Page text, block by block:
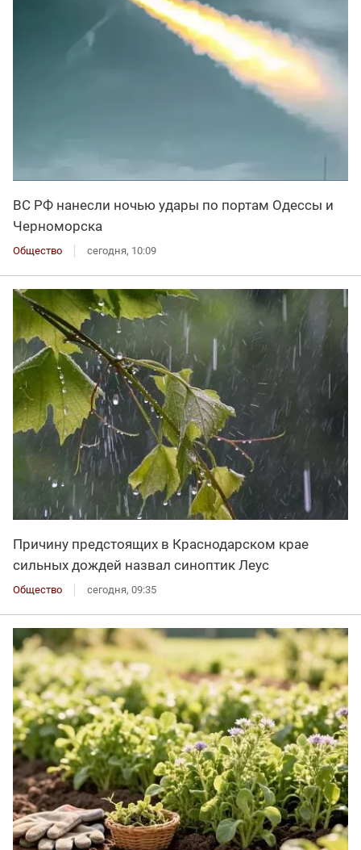
ВС РФ нанесли ночью удары по портам Одессы и
Черноморска
Общество сегодня, 10:09
Причину предстоящих в Краснодарском крае
сильных дождей назвал синоптик Леус
Общество сегодня, 09:35